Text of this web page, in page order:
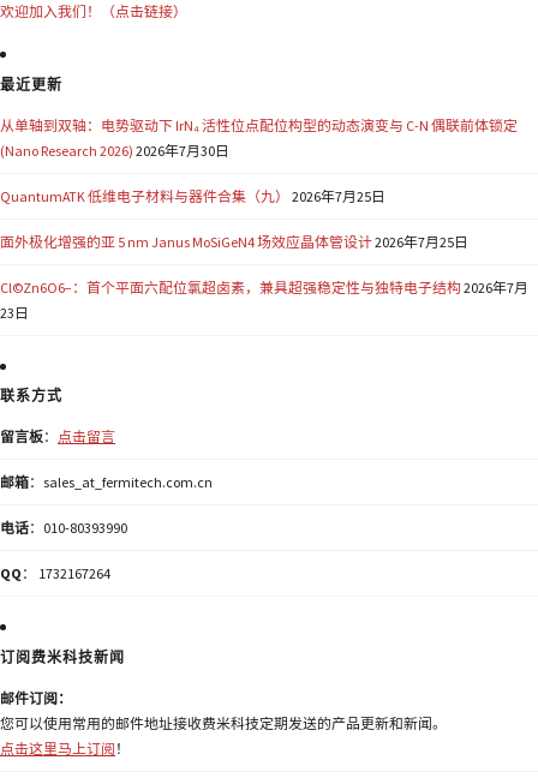
欢迎加入我们！（点击链接）
最近更新
从单轴到双轴：电势驱动下 IrN₄ 活性位点配位构型的动态演变与 C-N 偶联前体锁定
(Nano Research 2026) 2026年7月30日
QuantumATK 低维电子材料与器件合集（九） 2026年7月25日
面外极化增强的亚 5 nm Janus MoSiGeN4 场效应晶体管设计2026年7月25日
Cl©Zn6O6−：首个平面六配位氯超卤素，兼具超强稳定性与独特电子结构2026年7月
23日
联系方式
留言板： 点击留言
邮箱：sales_at_fermitech.com.cn
电话：010-80393990
QQ ： 1732167264
订阅费米科技新闻
邮件订阅：
您可以使用常用的邮件地址接收费米科技定期发送的产品更新和新闻。
点击这里马上订阅 ！